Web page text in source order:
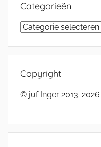
Categorieën
Categorieën
Copyright
© juf Inger 2013-2026